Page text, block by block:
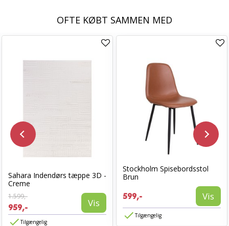
OFTE KØBT SAMMEN MED
Sahara Indendørs tæppe 3D -
Creme
1.599,-
959,- Vis
Tilgængelig
Stockholm Spisebordsstol
Brun
599,- Vis
Tilgængelig